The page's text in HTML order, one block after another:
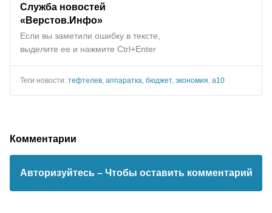
Служба новостей
«Верстов.Инфо»
Если вы заметили ошибку в тексте,
выделите ее и нажмите Ctrl+Enter
Теги новости: тефтелев аппаратка бюджет, экономия а10
Комментарии
Авторизуйтесь – Чтобы оставить комментарий